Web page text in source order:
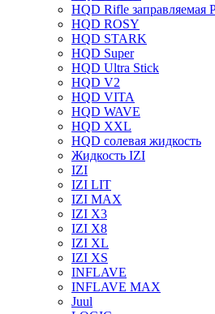
HQD Rifle заправляемая
HQD ROSY
HQD STARK
HQD Super
HQD Ultra Stick
HQD V2
HQD VITA
HQD WAVE
HQD XXL
HQD солевая жидкость
Жидкость IZI
IZI
IZI LIT
IZI MAX
IZI X3
IZI X8
IZI XL
IZI XS
INFLAVE
INFLAVE MAX
Juul